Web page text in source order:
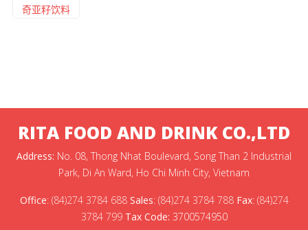
奇亚籽饮料
RITA FOOD AND DRINK CO.,LTD
Address: No. 08, Thong Nhat Boulevard, Song Than 2 Industrial
Park, Di An Ward, Ho Chi Minh City, Vietnam
Office: (84)274 3784 688 Sales: (84)274 3784 788 Fax: (84)274
3784 799 Tax Code: 3700574950